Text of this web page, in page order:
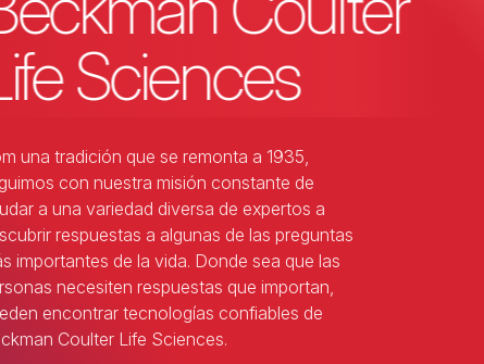
Sciences
una tradición que se remonta a 1935,
con nuestra misión constante de
a una variedad diversa de expertos a
respuestas a algunas de las preguntas
importantes de la vida. Donde sea que las
necesiten respuestas que importan,
encontrar tecnologías confiables de
Coulter Life Sciences.